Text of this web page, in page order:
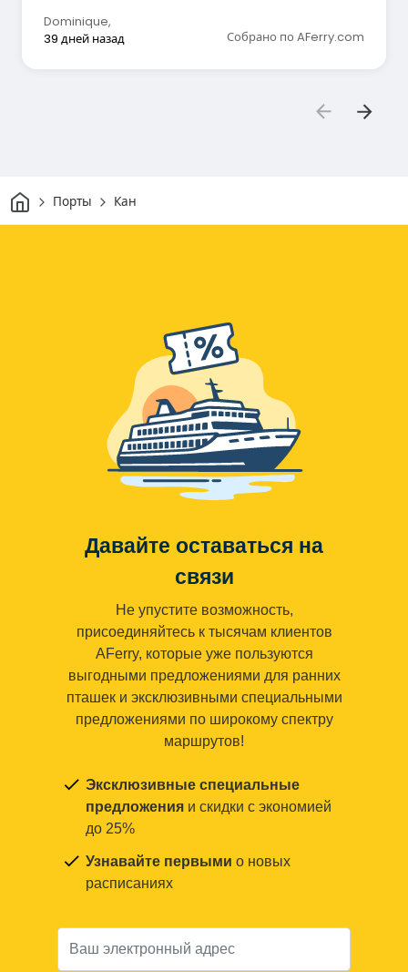
Dominique,
39 дней назад
Собрано по AFerry.com
ДомПорты Кан
Давайте оставаться на
связи
Не упустите возможность,
присоединяйтесь к тысячам клиентов
AFerry, которые уже пользуются
выгодными предложениями для ранних
пташек и эксклюзивными специальными
предложениями по широкому спектру
маршрутов!
Эксклюзивные специальные
предложения и скидки с экономией
до 25%
Узнавайте первыми о новых
расписаниях